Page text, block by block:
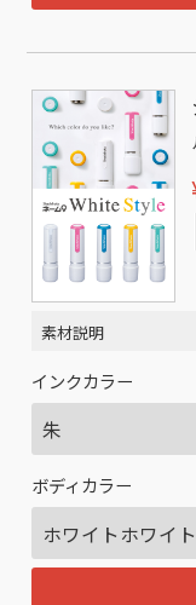
素材説明
インクカラー
ボディカラー